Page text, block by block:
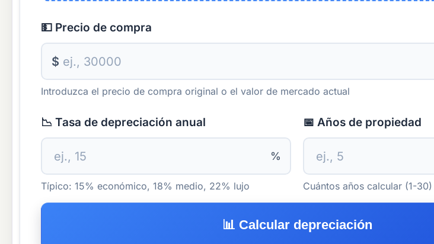
💵 Precio de compra
$
Introduzca el precio de compra original o el valor de mercado actual
📉 Tasa de depreciación anual
%
Típico: 15% económico, 18% medio, 22% lujo
📅 Años de propiedad
Cuántos años calcular (1-30)
📊 Calcular depreciación